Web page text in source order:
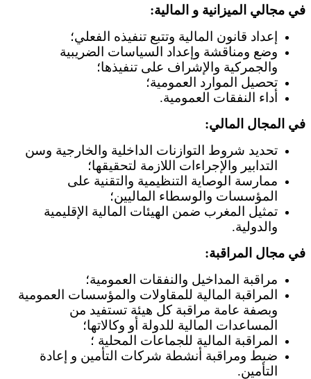
في مجالي الميزانية و المالية:
إعداد قانون المالية وتتبع تنفيذه الفعلي؛
وضع ومناقشة وإعداد السياسات الضريبية
والجمركية والإشراف على تنفيذها؛
تحصيل الموارد العمومية؛
أداء النفقات العمومية.
في المجال المالي:
تحديد شروط التوازنات الداخلية والخارجية وسن
التدابير والإجراءات اللازمة لتحقيقها؛
ممارسة الوصاية التنظيمية والتقنية على
المؤسسات والوسطاء الماليين؛
تمثيل المغرب ضمن الهيئات المالية الإقليمية
والدولية.
في مجال المراقبة:
مراقبة المداخيل والنفقات العمومية؛
المراقبة المالية للمقاولات والمؤسسات العمومية
وبصفة عامة مراقبة كل هيئة تستفيد من
المساعدات المالية للدولة أو وكالاتها؛
المراقبة المالية للجماعات المحلية ؛
ضبط ومراقبة أنشطة شركات التأمين و إعادة
التأمين.